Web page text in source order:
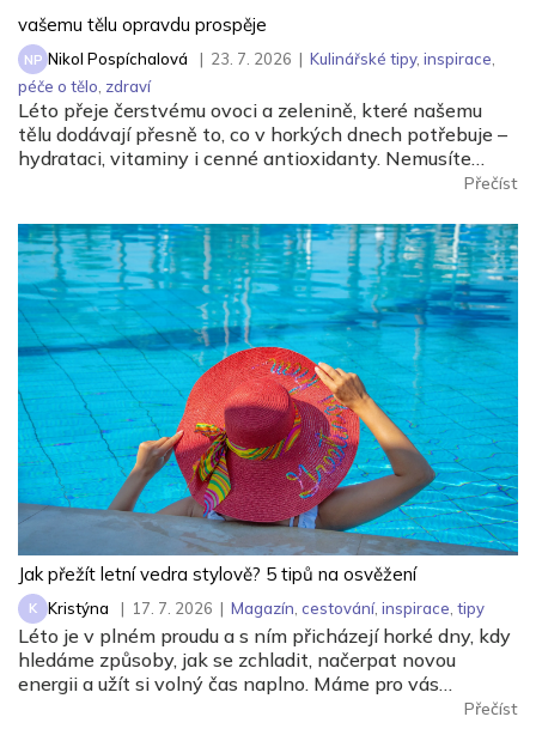
vašemu tělu opravdu prospěje
NP Nikol Pospíchalová | 23. 7. 2026 | Kulinářské tipy, inspirace
péče o tělo, zdraví
Léto přeje čerstvému ovoci a zelenině, které našemu
tělu dodávají přesně to, co v horkých dnech potřebuje –
hydrataci, vitaminy i cenné antioxidanty. Nemusíte
přitom sahat po drahých superpotravinách. Zjistěte,
borůvky, rajčata, okurky, broskve nebo listová zelenina a
jaké benefity vám mohou přinést.
Přečíst
Jak přežít letní vedra stylově? 5 tipů na osvěžení
K Kristýna | 17. 7. 2026 | Magazín cestování, inspirace tipy
Léto je v plném proudu a s ním přicházejí horké dny, kdy
hledáme způsoby, jak se zchladit, načerpat novou
energii a užít si volný čas naplno. Máme pro vás
Přečíst